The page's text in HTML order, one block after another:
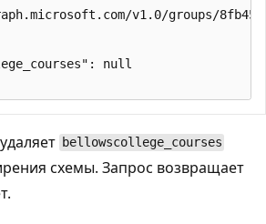
v1.0/groups/
null
bellowscollege_courses
схемы. Запрос возвращает